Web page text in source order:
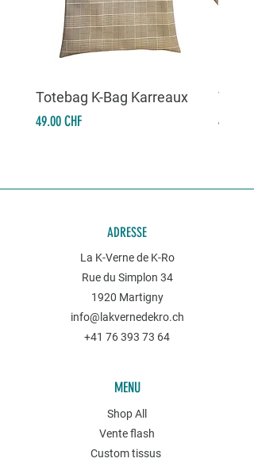
Totebag K-Bag Karreaux
Prix
49.00 CHF Prix
49.00
ADRESSE
La K-Verne de K-Ro
Rue du Simplon 34
1920 Martigny
info@lakvernedekro.ch
+41 76 393 73 64
MENU
Shop All
Vente flash
Custom tissus